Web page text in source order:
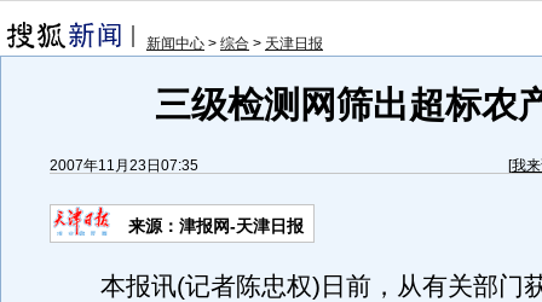
新闻中心 > 综合 > 天津日报
三级检测网筛出超标农
2007年11月23日07:35 [我
来源：津报网-天津日报
本报讯(记者陈忠权)日前，从有关部门